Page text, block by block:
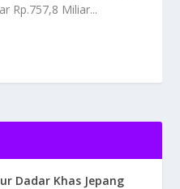
Rp.757,8 Miliar...
Dadar Khas Jepang